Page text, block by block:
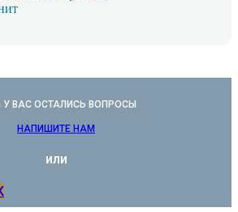
У ВАС ОСТАЛИСЬ ВОПРОСЫ
НАПИШИТЕ НАМ
или